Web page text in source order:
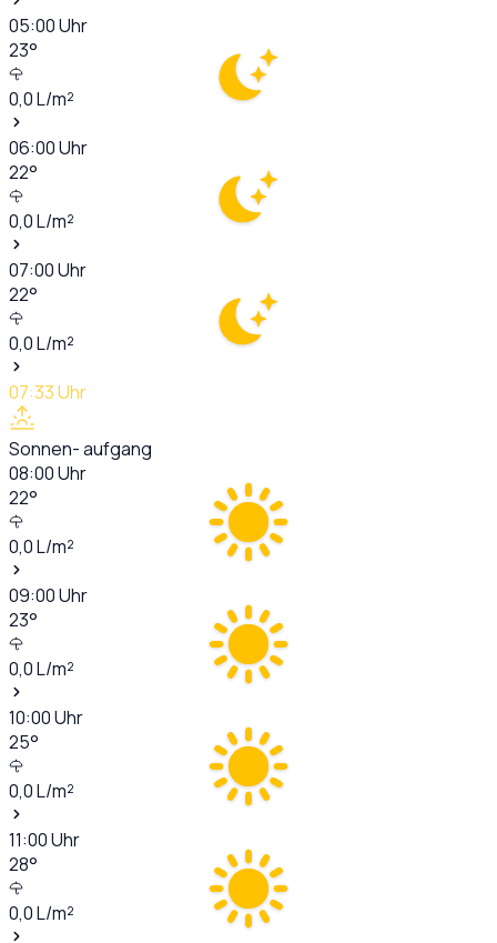
05:00Uhr
23°
0,0L/m²
06:00Uhr
22°
0,0L/m²
07:00Uhr
22°
0,0L/m²
07:33Uhr
Sonnen- aufgang
08:00Uhr
22°
0,0L/m²
09:00Uhr
23°
0,0L/m²
10:00Uhr
25°
0,0L/m²
11:00Uhr
28°
0,0L/m²